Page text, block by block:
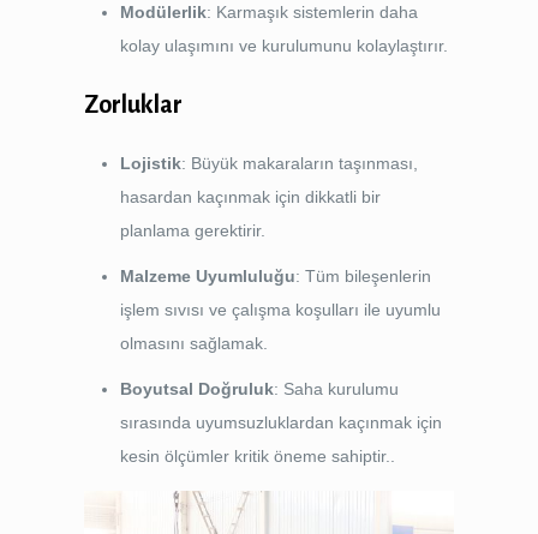
Modülerlik: Karmaşık sistemlerin daha
kolay ulaşımını ve kurulumunu kolaylaştırır.
Zorluklar
Lojistik: Büyük makaraların taşınması,
hasardan kaçınmak için dikkatli bir
planlama gerektirir.
Malzeme Uyumluluğu: Tüm bileşenlerin
işlem sıvısı ve çalışma koşulları ile uyumlu
olmasını sağlamak.
Boyutsal Doğruluk: Saha kurulumu
sırasında uyumsuzluklardan kaçınmak için
kesin ölçümler kritik öneme sahiptir..